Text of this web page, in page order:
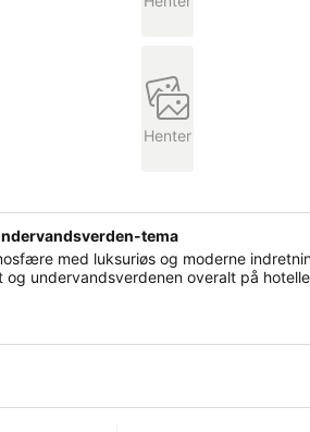
Henter
tema
med luksuriøs og moderne
og undervandsverdenen overalt på